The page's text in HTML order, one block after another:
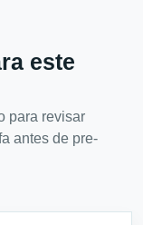
este
para revisar
antes de pre-